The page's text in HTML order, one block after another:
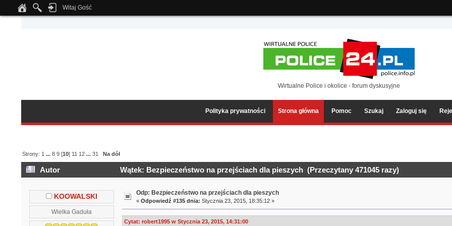
Notice: Undefined index: tapatalk_body_hook in
Witaj Gość
Wirtualne Police i okolice - forum dyskusyjne
Polityka prywatności Strona główna Pomoc Szukaj Zaloguj się
Strony: 1 ...8 9 [10] 11 12 ...31 Na dół
Autor Wątek: Bezpieczeństwo na przejściach dla pieszych (Przeczytany 471045 razy)
KOOWALSKI
Wielka Gaduła
Odp: Bezpieczeństwo na przejściach dla pieszych
«Odpowiedź #135 dnia: Stycznia 23, 2015, 18:35:12 »
Cytat: robert1995 w Stycznia 23, 2015, 14:31:00